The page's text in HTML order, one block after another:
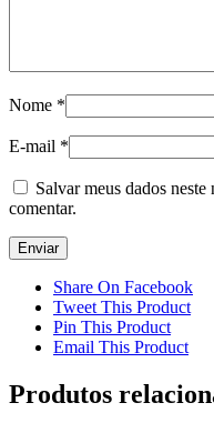
Nome *
E-mail *
Salvar meus dados
comentar.
Share On Facebook
Tweet This Product
Pin This Product
Email This Product
Produtos